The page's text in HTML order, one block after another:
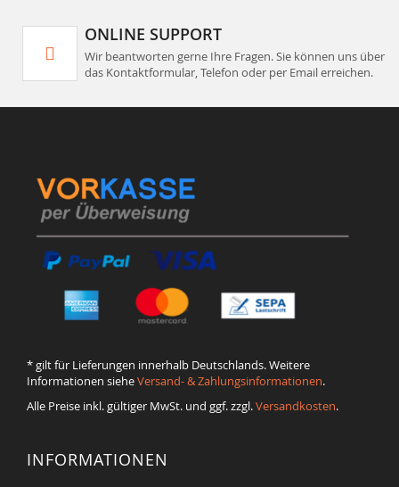
ONLINE SUPPORT
Wir beantworten gerne Ihre Fragen. Sie können uns über
das Kontaktformular, Telefon oder per Email erreichen.
* gilt für Lieferungen innerhalb Deutschlands. Weitere
Informationen sieheVersand- & Zahlungsinformationen.
Alle Preise inkl. gültiger MwSt. und ggf. zzgl.Versandkosten.
INFORMATIONEN